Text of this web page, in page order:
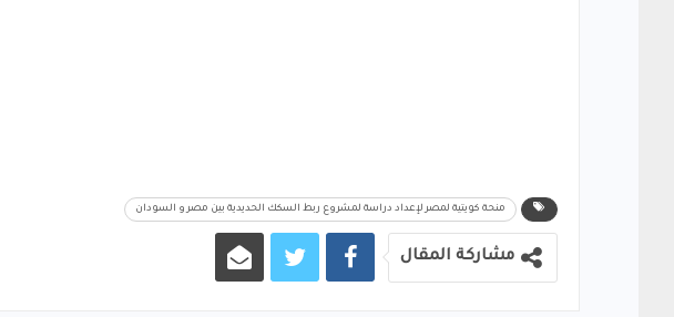
منحة كويتية لمصر لإعداد دراسة لمشروع ربط السكك الحديدية بين مصر و السودان
مشاركة المقال